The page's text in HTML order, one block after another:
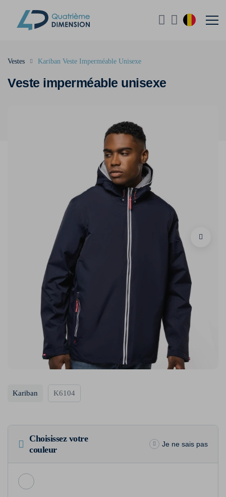
Veste imperméable unisexe
Vestes Kariban Veste Imperméable Unisexe
Kariban K6104
Choisissez votre
couleur
Je ne sais pas